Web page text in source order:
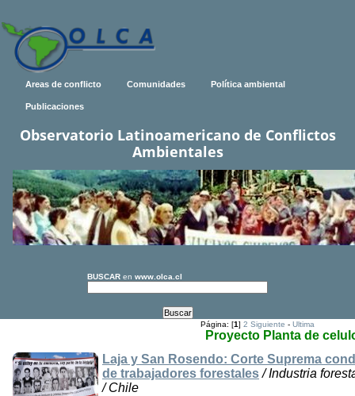
Areas de conflicto Comunidades Política ambiental
Publicaciones
Observatorio Latinoamericano de Conflictos
Ambientales
BUSCAR en www.olca.cl
Página: [1]2 Siguiente -Ultima
Proyecto Planta de
Laja y San Rosendo: Corte Suprema
de trabajadores forestales/ Industria
/ Chile